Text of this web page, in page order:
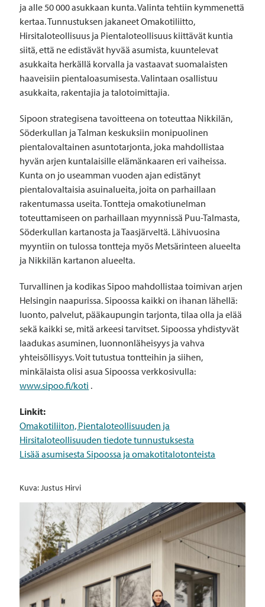
ja alle 50 000 asukkaan kunta. Valinta tehtiin kymmenettä
kertaa. Tunnustuksen jakaneet Omakotiliitto,
Hirsitaloteollisuus ja Pientaloteollisuus kiittävät kuntia
siitä, että ne edistävät hyvää asumista, kuuntelevat
asukkaita herkällä korvalla ja vastaavat suomalaisten
haaveisiin pientaloasumisesta. Valintaan osallistuu
asukkaita, rakentajia ja talotoimittajia.
Sipoon strategisena tavoitteena on toteuttaa Nikkilän,
Söderkullan ja Talman keskuksiin monipuolinen
pientalovaltainen asuntotarjonta, joka mahdollistaa
hyvän arjen kuntalaisille elämänkaaren eri vaiheissa.
Kunta on jo useamman vuoden ajan edistänyt
pientalovaltaisia asuinalueita, joita on parhaillaan
rakentumassa useita. Tontteja omakotiunelman
toteuttamiseen on parhaillaan myynnissä Puu-Talmasta,
Söderkullan kartanosta ja Taasjärveltä. Lähivuosina
myyntiin on tulossa tontteja myös Metsärinteen alueelta
ja Nikkilän kartanon alueelta.
Turvallinen ja kodikas Sipoo mahdollistaa toimivan arjen
Helsingin naapurissa. Sipoossa kaikki on ihanan lähellä:
luonto, palvelut, pääkaupungin tarjonta, tilaa olla ja elää
sekä kaikki se, mitä arkeesi tarvitset. Sipoossa yhdistyvät
laadukas asuminen, luonnonläheisyys ja vahva
yhteisöllisyys. Voit tutustua tontteihin ja siihen,
minkälaista olisi asua Sipoossa verkkosivulla:
www.sipoo.fi/koti .
Linkit:
Omakotiliiton, Pientaloteollisuuden ja
Hirsitaloteollisuuden tiedote tunnustuksesta
Lisää asumisesta Sipoossa ja omakotitalotonteista
Kuva: Justus Hirvi